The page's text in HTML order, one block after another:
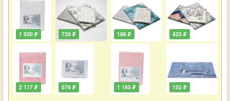
1 930 ₽
2 117 ₽
728 ₽
576 ₽
186 ₽
1 185 ₽
423 ₽
152 ₽